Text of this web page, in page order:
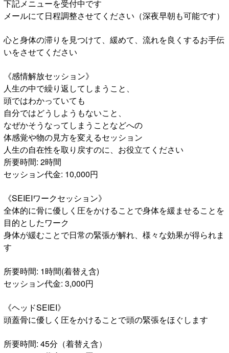
下記メニューを受付中です
メールにて日程調整させてください（深夜早朝も可能です）
心と身体の滞りを見つけて、緩めて、流れを良くするお手伝
いをさせてください
《感情解放セッション》
人生の中で繰り返してしまうこと、
頭ではわかっていても
自分ではどうしようもないこと、
なぜかそうなってしまうことなどへの
体感覚や物の見方を変えるセッション
人生の自在性を取り戻すのに、お役立てください
所要時間: 2時間
セッション代金: 10,000円
《SEIEIワークセッション》
全体的に骨に優しく圧をかけることで身体を緩ませることを
目的としたワーク
身体が緩むことで日常の緊張が解れ、様々な効果が得られま
す
所要時間: 1時間(着替え含)
セッション代金: 3,000円
《ヘッドSEIEI》
頭蓋骨に優しく圧をかけることで頭の緊張をほぐします
所要時間: 45分（着替え含）